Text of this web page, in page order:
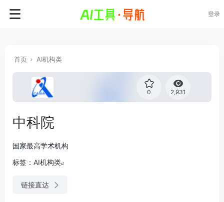
登录
首页 AI机构类
0 2,931
中科院
国家最高学术机构
标签： AI机构类
链接直达